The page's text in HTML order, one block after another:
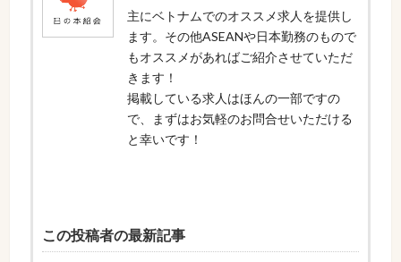
主にベトナムでのオススメ求人を提供し
ます。その他ASEANや日本勤務のもので
もオススメがあればご紹介させていただ
きます！
掲載している求人はほんの一部ですの
で、まずはお気軽のお問合せいただける
と幸いです！
この投稿者の最新記事